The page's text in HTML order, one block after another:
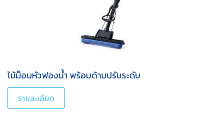
ไม้ม็อบหัวฟองน้ำ พร้อมด้ามปรับระดับ
รายละเอียด